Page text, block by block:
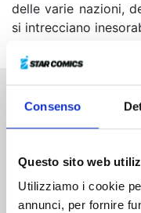
Consenso
Questo sito web
Utilizziamo i cookie
annunci, per fornire
delle varie nazioni,
si intrecciano
Altri